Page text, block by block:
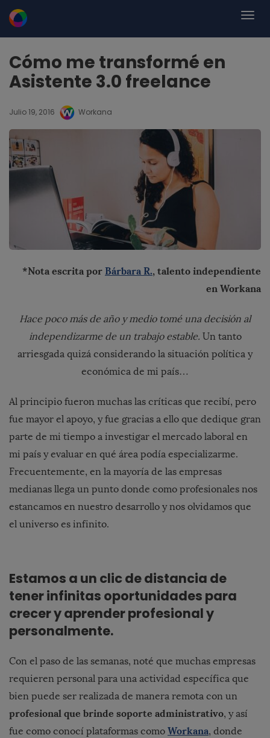
Cómo me transformé en
Asistente 3.0 freelance
Julio 19, 2016 Workana
*Nota escrita por Bárbara R., talento independiente
en Workana
Hace poco más de año y medio tomé una decisión al
independizarme de un trabajo estable. Un tanto
arriesgada quizá considerando la situación política y
económica de mi país…
Al principio fueron muchas las críticas que recibí, pero
fue mayor el apoyo, y fue gracias a ello que dedique gran
parte de mi tiempo a investigar el mercado laboral en
mi país y evaluar en qué área podía especializarme.
Frecuentemente, en la mayoría de las empresas
medianas llega un punto donde como profesionales nos
estancamos en nuestro desarrollo y nos olvidamos que
el universo es infinito.
Estamos a un clic de distancia de
tener infinitas oportunidades para
crecer y aprender profesional y
personalmente.
Con el paso de las semanas, noté que muchas empresas
requieren personal para una actividad específica que
bien puede ser realizada de manera remota con un
profesional que brinde soporte administrativo, y así
fue como conocí plataformas como Workana, donde